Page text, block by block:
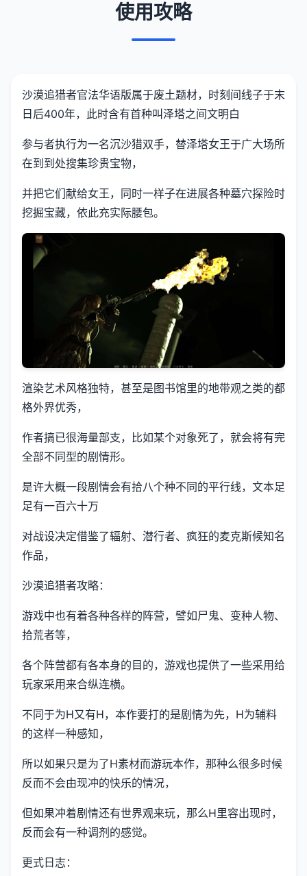
使用攻略
沙漠追猎者官法华语版属于废土题材，时刻间线子于末
日后400年，此时含有首种叫泽塔之间文明白
参与者执行为一名沉沙猎双手，替泽塔女王于广大场所
在到到处搜集珍贵宝物，
并把它们献给女王，同时一样子在进展各种墓穴探险时
挖掘宝藏，依此充实际腰包。
渲染艺术风格独特，甚至是图书馆里的地带观之类的都
格外界优秀，
作者搞已很海量部支，比如某个对象死了，就会将有完
全部不同型的剧情形。
是许大概一段剧情会有拾八个种不同的平行线，文本足
足有一百六十万
对战设决定借鉴了辐射、潜行者、疯狂的麦克斯候知名
作品，
沙漠追猎者攻略：
游戏中也有着各种各样的阵营，譬如尸鬼、变种人物、
拾荒者等，
各个阵营都有各本身的目的，游戏也提供了一些采用给
玩家采用来合纵连横。
不同于为H又有H，本作要打的是剧情为先，H为辅料
的这样一种感知，
所以如果只是为了H素材而游玩本作，那种么很多时候
反而不会由现冲的快乐的情况，
但如果冲着剧情还有世界观来玩，那么H里容出现时，
反而会有一种调剂的感觉。
更式日志：